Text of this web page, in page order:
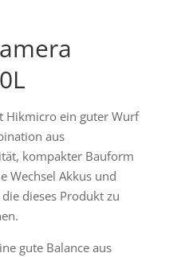
Hikmicro ein guter Wurf
aus
kompakter Bauform
Wechsel Akkus und
dieses Produkt zu
gute Balance aus